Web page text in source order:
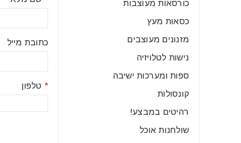
כתובת מייל
*
כורסאות מעוצבות
כסאות מעץ
מזנונים מעוצבים
נישות לטלויזיה
ספות ומערכות ישיבה
קונסולות
רהיטים במבצע!
שולחנות אוכל